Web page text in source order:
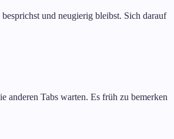
und neugierig bleibst. Sich darauf
anderen Tabs warten. Es früh zu bemerken